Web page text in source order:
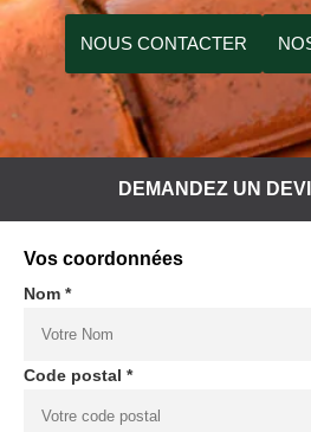
NOUS CONTACTER
DEMANDEZ UN
Vos coordonnées
Nom *
Code postal *